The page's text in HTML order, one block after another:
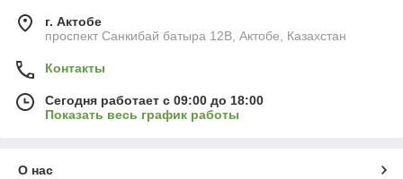
г. Актобе
проспект Санкибай батыра 12В, Актобе, Казахстан
Контакты
Сегодня работает с 09:00 до 18:00
Показать весь график работы
О нас